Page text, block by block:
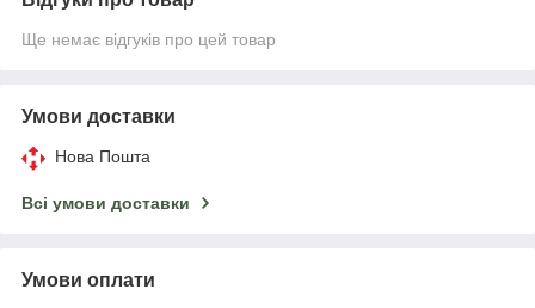
Ще немає відгуків про цей товар
Умови доставки
Нова Пошта
Всі умови доставки
Умови оплати